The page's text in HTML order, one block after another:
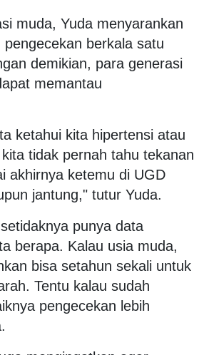
muda, Yuda menyarankan
berkala satu
demikian, para generasi
memantau
ketahui kita hipertensi atau
tidak pernah tahu tekanan
akhirnya ketemu di UGD
jantung," tutur Yuda.
punya data
berapa. Kalau usia muda,
bisa setahun sekali untuk
Tentu kalau sudah
pengecekan lebih